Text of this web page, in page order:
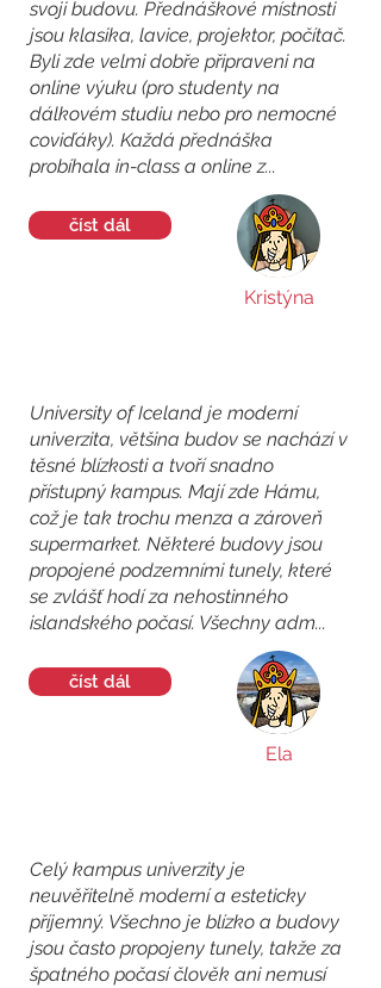
svoji budovu. Přednáškové místnosti
jsou klasika, lavice, projektor, počítač.
Byli zde velmi dobře připraveni na
online výuku (pro studenty na
dálkovém studiu nebo pro nemocné
coviďáky). Každá přednáška
probíhala in-class a online z...
číst dál
Kristýna
University of Iceland je moderní
univerzita, většina budov se nachází v
těsné blízkosti a tvoří snadno
přístupný kampus. Mají zde Hámu,
což je tak trochu menza a zároveň
supermarket. Některé budovy jsou
propojené podzemními tunely, které
se zvlášť hodí za nehostinného
islandského počasí. Všechny adm...
číst dál
Ela
Celý kampus univerzity je
neuvěřitelně moderní a esteticky
příjemný. Všechno je blízko a budovy
jsou často propojeny tunely, takže za
špatného počasí člověk ani nemusí